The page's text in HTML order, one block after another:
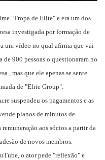
"Tropa de Elite" e era um dos
investigada por formação de
um vídeo no qual afirma que vai
de 900 pessoas o questionaram no
, mas que ele apenas se sente
de "Elite Group".
suspendeu os pagamentos e as
planos de minutos de
aos sócios a partir da
de novos membros.
o ator pede "reflexão" e